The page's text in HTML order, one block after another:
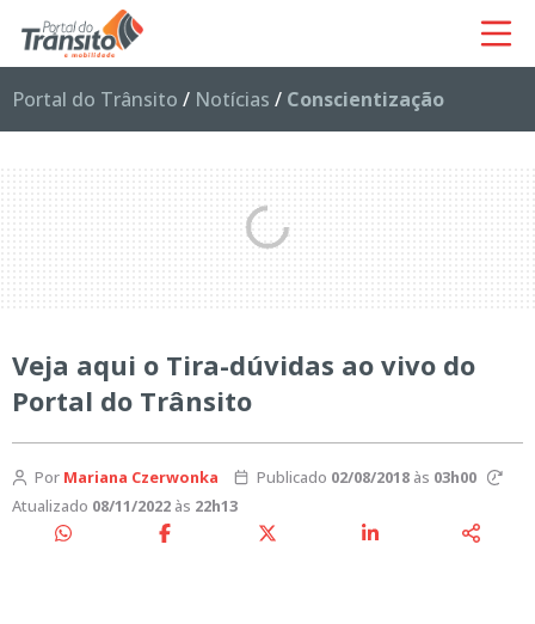
Portal do Trânsito / Notícias / Conscientização
Veja aqui o Tira-dúvidas ao vivo do
Portal do Trânsito
Por Mariana Czerwonka Publicado 02/08/2018às 03h00
Atualizado 08/11/2022 às 22h13